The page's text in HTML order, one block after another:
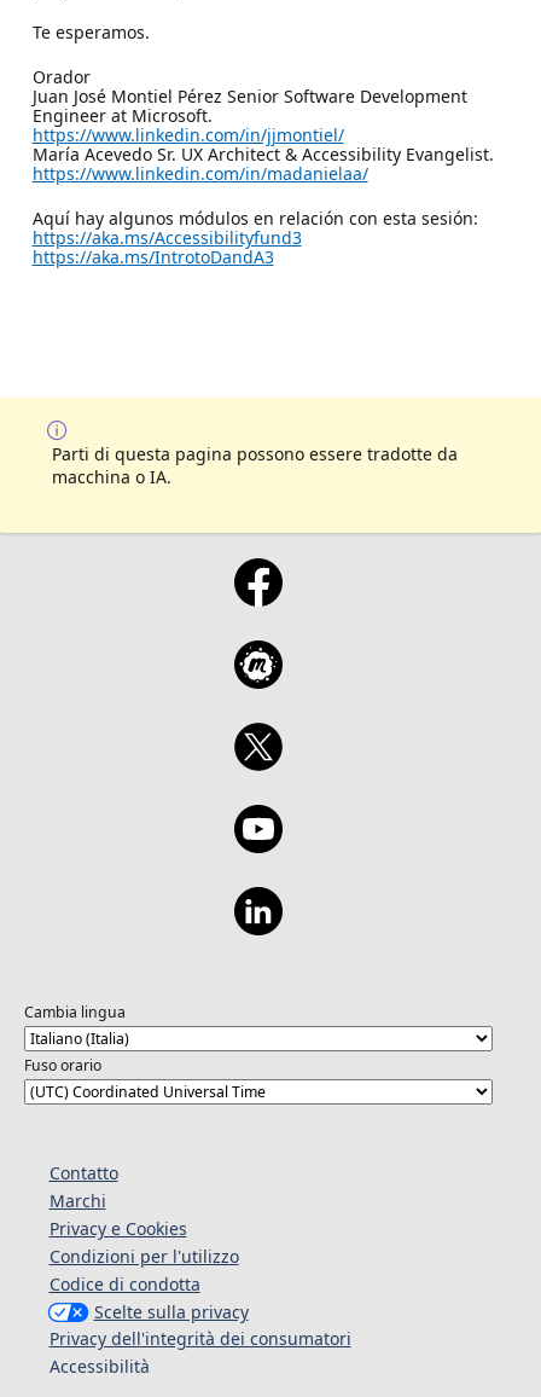
Te esperamos.
Orador
Juan José Montiel Pérez Senior Software Development
Engineer at Microsoft.
https://www.linkedin.com/in/jjmontiel/
María Acevedo Sr. UX Architect & Accessibility Evangelist.
https://www.linkedin.com/in/madanielaa/
Aquí hay algunos módulos en relación con esta sesión:
https://aka.ms/Accessibilityfund3
https://aka.ms/IntrotoDandA3
Parti di questa pagina possono essere tradotte da
macchina o IA.
Cambia lingua
Fuso orario
Contatto
Marchi
Privacy e Cookies
Condizioni per l'utilizzo
Codice di condotta
Scelte sulla privacy
Privacy dell'integrità dei consumatori
Accessibilità